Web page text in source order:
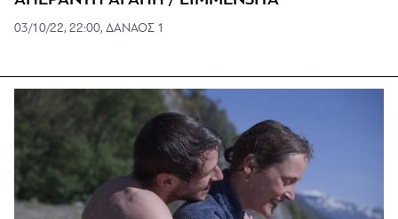
03/10/22, 22:00, ΔΑΝΑΟΣ 1